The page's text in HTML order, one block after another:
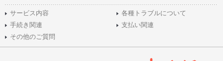
サービス内容
各種トラブルについて
手続き関連
支払い関連
その他のご質問